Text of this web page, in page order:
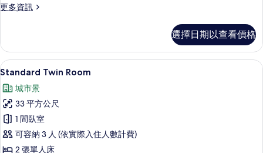
相
更多資訊
更
Room
的
詳
選擇日期以查看價格
顯
示
Standard
Twin
Room
的
Standard Twin Room | 客房內保險箱
14
Standard Twin Room
城市景
33 平方公尺
1 間臥室
可容納 3 人 (依實際入住人數計費)
2 張單人床